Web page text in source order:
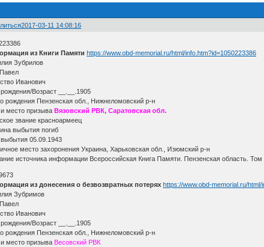
2017-03-11 14:08:16
из Книги Памяти https://www.obd-memorial.ru/html/info.htm?id=1050223386
Зубрилов
Иванович
Возраст __.__.1905
рождения Пензенская обл., Нижнеломовский р-н
и место призываВязовский РВК, Саратовская обл.
звание красноармеец
выбытия погиб
выбытия 05.09.1943
место захоронения Украина, Харьковская обл., Изюмский р-н
источника информации Всероссийская Книга Памяти. Пензенская область. Том
из донесения о безвозвратных потерях https://www.obd-memorial.ru/html/
Зубримов
Иванович
Возраст __.__.1905
рождения Пензенская обл., Нижнеломовский р-н
и место призыва Весовский РВК